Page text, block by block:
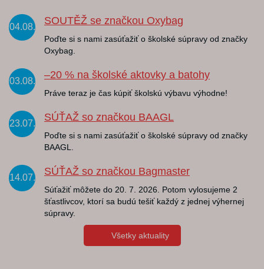
04.08.
SOUTĚŽ se značkou Oxybag
Poďte si s nami zasúťažiť o školské súpravy od značky
Oxybag.
03.08.
–20 % na školské aktovky a batohy
Práve teraz je čas kúpiť školskú výbavu výhodne!
23.07.
SÚŤAŽ so značkou BAAGL
Poďte si s nami zasúťažiť o školské súpravy od značky
BAAGL.
14.07.
SÚŤAŽ so značkou Bagmaster
Súťažiť môžete do 20. 7. 2026. Potom vylosujeme 2
šťastlivcov, ktorí sa budú tešiť každý z jednej výhernej
súpravy.
Všetky aktuality